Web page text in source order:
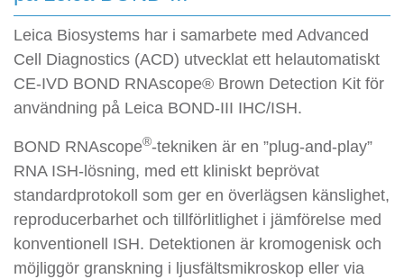
Leica Biosystems har i samarbete med Advanced
Cell Diagnostics (ACD) utvecklat ett helautomatiskt
CE-IVD BOND RNAscope® Brown Detection Kit för
användning på Leica BOND-III IHC/ISH.
BOND RNAscope®-tekniken är en ”plug-and-play”
RNA ISH-lösning, med ett kliniskt beprövat
standardprotokoll som ger en överlägsen känslighet,
reproducerbarhet och tillförlitlighet i jämförelse med
konventionell ISH. Detektionen är kromogenisk och
möjliggör granskning i ljusfältsmikroskop eller via